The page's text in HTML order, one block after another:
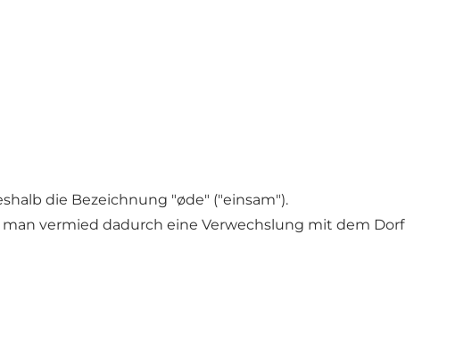
die Bezeichnung "øde" ("einsam").
vermied dadurch eine Verwechslung mit dem Dorf